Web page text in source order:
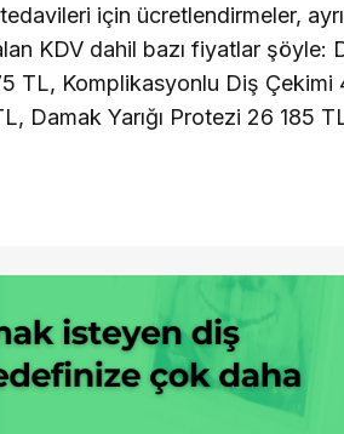
için ücretlendirmeler, ayrı
KDV dahil bazı fiyatlar şöyle:
TL, Komplikasyonlu Diş Çekimi
Damak Yarığı Protezi 26 185